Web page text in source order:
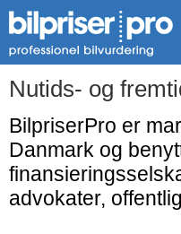
Nutids- og
BilpriserPro er
Danmark og
advokater,